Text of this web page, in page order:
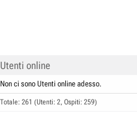
Utenti online
Non ci sono Utenti online adesso.
Totale: 261 (Utenti: 2, Ospiti: 259)